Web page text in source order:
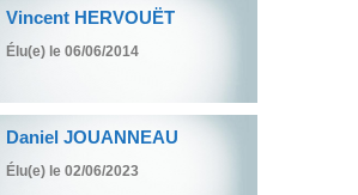
Vincent HERVOUËT
Élu(e) le 06/06/2014
Daniel JOUANNEAU
Élu(e) le 02/06/2023